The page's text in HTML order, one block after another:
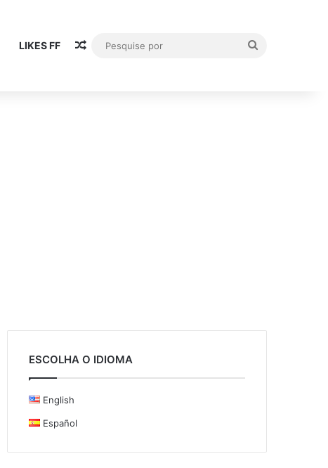
LIKES FF Artigo aleatório
ESCOLHA O IDIOMA
English
Español